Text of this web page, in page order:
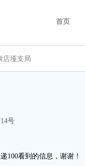
首页
店垭支局
号
100看到的信息，谢谢！